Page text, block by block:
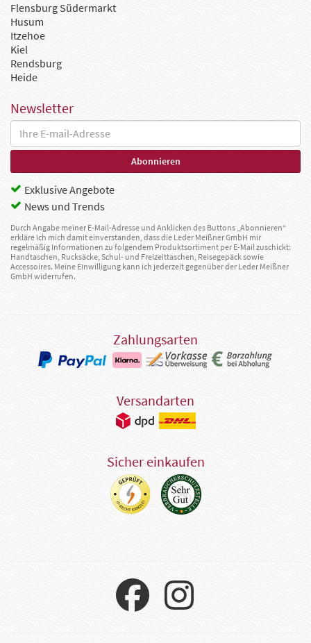
Flensburg Südermarkt
Husum
Itzehoe
Kiel
Rendsburg
Heide
Newsletter
Exklusive Angebote
News und Trends
Durch Angabe meiner E-Mail-Adresse und Anklicken des Buttons „Abonnieren“
erkläre ich mich damit einverstanden, dass die Leder Meißner GmbH mir
regelmäßig Informationen zu folgendem Produktsortiment per E-Mail zuschickt:
Handtaschen, Rucksäcke, Schul- und Freizeittaschen, Reisegepäck sowie
Accessoires. Meine Einwilligung kann ich jederzeit gegenüber der Leder Meißner
GmbH widerrufen.
Zahlungsarten
Versandarten
Sicher einkaufen